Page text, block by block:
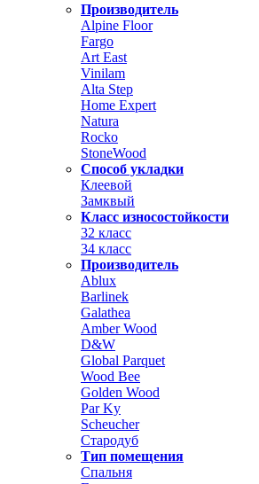
Производитель
Alpine Floor
Fargo
Art East
Vinilam
Alta Step
Home Expert
Natura
Rocko
StoneWood
Способ укладки
Клеевой
Замквый
Класс износостойкости
32 класс
34 класс
Производитель
Ablux
Barlinek
Galathea
Amber Wood
D&W
Global Parquet
Wood Bee
Golden Wood
Par Ky
Scheucher
Стародуб
Тип помещения
Спальня